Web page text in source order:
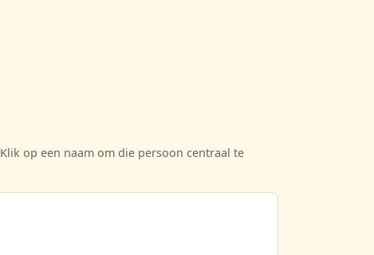
op een naam om die persoon centraal te